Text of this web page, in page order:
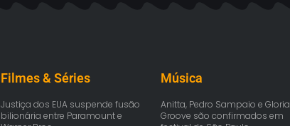
Filmes & Séries
Justiça dos EUA suspende fusão
bilionária entre Paramount e
Música
Anitta, Pedro Sampaio e Gloria
Groove são confirmados em